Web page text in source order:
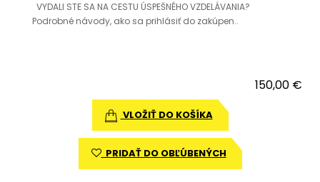
VYDALI STE SA NA CESTU ÚSPEŠNÉHO VZDELÁVANIA?
Podrobné návody, ako sa prihlásiť do zakúpen..
150,00 €
VLOŽIŤ DO KOŠÍKA
PRIDAŤ DO OBĽÚBENÝCH